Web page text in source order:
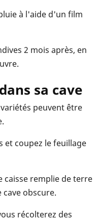
à l'aide d'un film
2 mois après, en
sa cave
peuvent être
et coupez le feuillage
caisse remplie de terre
obscure.
récolterez des